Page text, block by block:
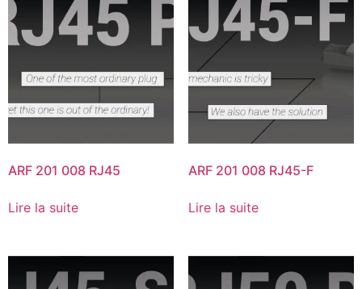
ARF 201 008 RJ45
Lire la suite
ARF 201 008 RJ45-F
Lire la suite